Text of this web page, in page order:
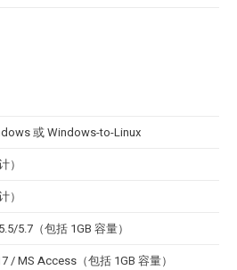
或 Windows-to-Linux
）
）
5.7（包括 1GB 容量）
/ MS Access（包括 1GB 容量）